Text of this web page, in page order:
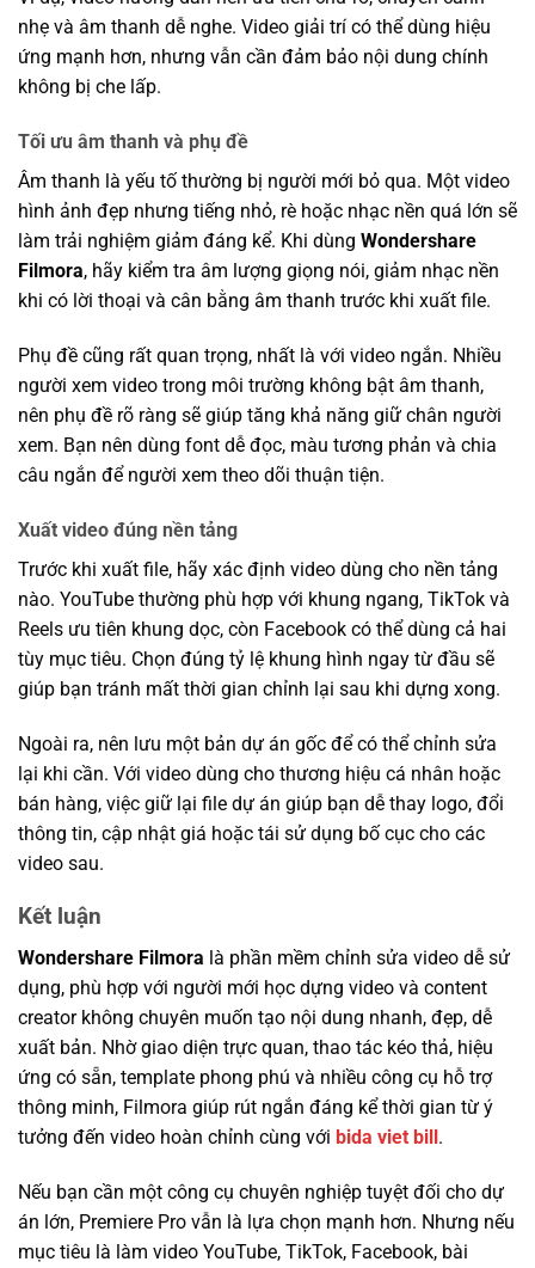
nhẹ và âm thanh dễ nghe. Video giải trí có thể dùng hiệu
ứng mạnh hơn, nhưng vẫn cần đảm bảo nội dung chính
không bị che lấp.
Tối ưu âm thanh và phụ đề
Âm thanh là yếu tố thường bị người mới bỏ qua. Một video
hình ảnh đẹp nhưng tiếng nhỏ, rè hoặc nhạc nền quá lớn sẽ
làm trải nghiệm giảm đáng kể. Khi dùng Wondershare
Filmora, hãy kiểm tra âm lượng giọng nói, giảm nhạc nền
khi có lời thoại và cân bằng âm thanh trước khi xuất file.
Phụ đề cũng rất quan trọng, nhất là với video ngắn. Nhiều
người xem video trong môi trường không bật âm thanh,
nên phụ đề rõ ràng sẽ giúp tăng khả năng giữ chân người
xem. Bạn nên dùng font dễ đọc, màu tương phản và chia
câu ngắn để người xem theo dõi thuận tiện.
Xuất video đúng nền tảng
Trước khi xuất file, hãy xác định video dùng cho nền tảng
nào. YouTube thường phù hợp với khung ngang, TikTok và
Reels ưu tiên khung dọc, còn Facebook có thể dùng cả hai
tùy mục tiêu. Chọn đúng tỷ lệ khung hình ngay từ đầu sẽ
giúp bạn tránh mất thời gian chỉnh lại sau khi dựng xong.
Ngoài ra, nên lưu một bản dự án gốc để có thể chỉnh sửa
lại khi cần. Với video dùng cho thương hiệu cá nhân hoặc
bán hàng, việc giữ lại file dự án giúp bạn dễ thay logo, đổi
thông tin, cập nhật giá hoặc tái sử dụng bố cục cho các
video sau.
Kết luận
Wondershare Filmora là phần mềm chỉnh sửa video dễ sử
dụng, phù hợp với người mới học dựng video và content
creator không chuyên muốn tạo nội dung nhanh, đẹp, dễ
xuất bản. Nhờ giao diện trực quan, thao tác kéo thả, hiệu
ứng có sẵn, template phong phú và nhiều công cụ hỗ trợ
thông minh, Filmora giúp rút ngắn đáng kể thời gian từ ý
tưởng đến video hoàn chỉnh cùng với bida viet bill.
Nếu bạn cần một công cụ chuyên nghiệp tuyệt đối cho dự
án lớn, Premiere Pro vẫn là lựa chọn mạnh hơn. Nhưng nếu
mục tiêu là làm video YouTube, TikTok, Facebook, bài